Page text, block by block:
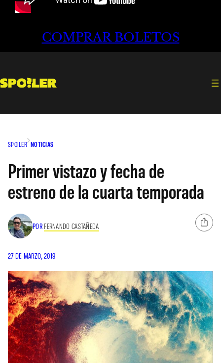
COMPRAR BOLETOS
SPOILER NOTICIAS
Primer vistazo y fecha de
estreno de la cuarta temporada
POR FERNANDO CASTAÑEDA
27 DE MARZO, 2019